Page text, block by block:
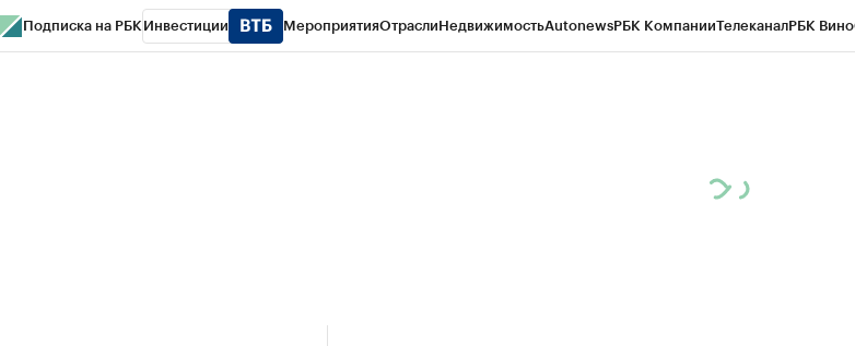
Подписка на РБК Инвестиции МероприятияОтраслиНедвижимостьAutonewsРБК КомпанииТелеканалРБК Вино